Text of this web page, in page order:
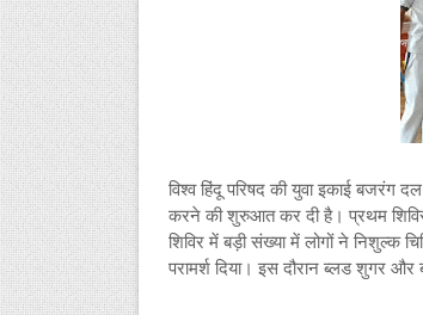
विश्व हिंदू परिषद की युवा इकाई बजरंग
करने की शुरुआत कर दी है। प्रथम शिविर
शिविर में बड़ी संख्या में लोगों ने निशुल्क
परामर्श दिया। इस दौरान ब्लड शुगर